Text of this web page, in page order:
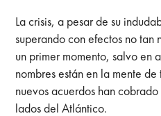
La crisis, a pesar de su
superando con efectos no tan
un primer momento, salvo en
nombres están en la mente
nuevos acuerdos han
lados del Atlántico.